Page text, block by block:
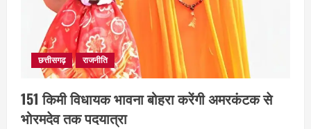
छत्तीसगढ़ राजनीति
151 किमी विधायक भावना बोहरा करेंगी अमरकंटक से
भोरमदेव तक पदयात्रा